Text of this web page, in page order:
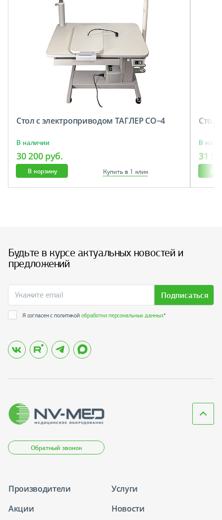
Стол с электроприводом ТАГЛЕР СО−4
В наличии
30 200 руб.
В корзину Купить в 1 клик
Cтол
В
31
В
Будьте в курсе актуальных новостей и
предложений
Подписаться
Я согласен с политикойобработки персональных данных*
Обратный звонок
Производители
Услуги
Акции
Новости